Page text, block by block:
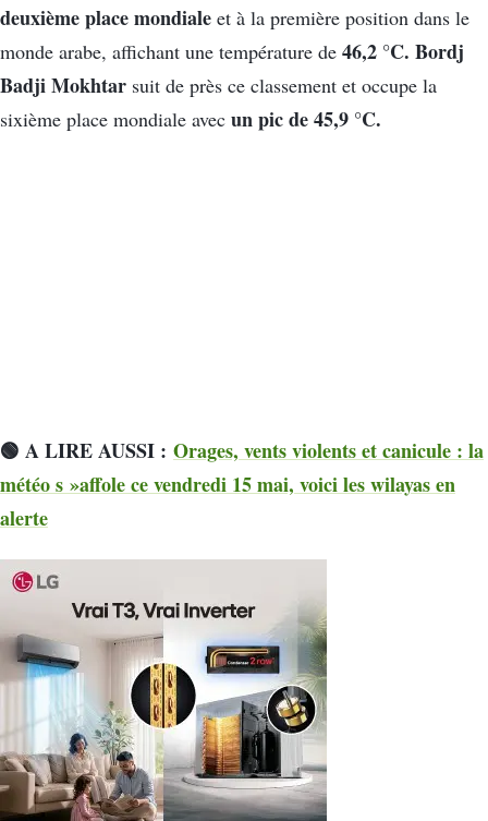
deuxième place mondiale et à la première position dans le
monde arabe, affichant une température de 46,2 °C. Bordj
Badji Mokhtar suit de près ce classement et occupe la
sixième place mondiale avec un pic de 45,9 °C.
🟢 A LIRE AUSSI : Orages, vents violents et canicule : la
météo s »affole ce vendredi 15 mai, voici les wilayas en
alerte